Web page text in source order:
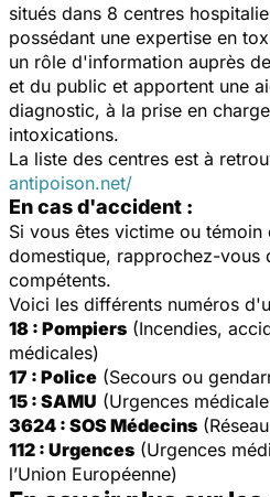
situés dans 8 centres
possédant une expertise en
un rôle d'information auprès
et du public et apportent une
diagnostic, à la prise en
intoxications.
La liste des centres est à
antipoison.net/
En cas d'accident :
Si vous êtes victime ou
domestique, rapprochez-vous
compétents.
Voici les différents numéros
18 : Pompiers (Incendies,
médicales)
17 : Police (Secours ou
15 : SAMU (Urgences
3624 : SOS Médecins
112 : Urgences (Urgences
l’Union Européenne)